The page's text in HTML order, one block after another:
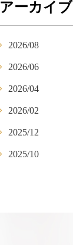
アーカイブ
2026/08
2026/06
2026/04
2026/02
2025/12
2025/10